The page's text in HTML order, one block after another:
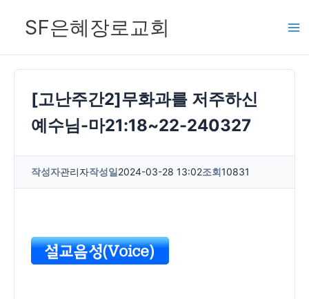
SF은혜장로교회
[고난주간2]무화과를 저주하신
예수님-마21:18~22-240327
작성자관리자작성일2024-03-28 13:02조회10831